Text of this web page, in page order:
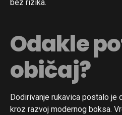
bez rizika.
Odakle
običaj?
Dodirivanje rukavica postalo
kroz razvoj modernog boksa.